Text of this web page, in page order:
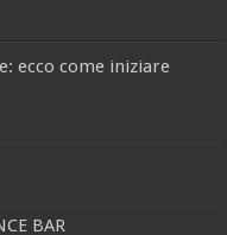
ecco come iniziare
BAR